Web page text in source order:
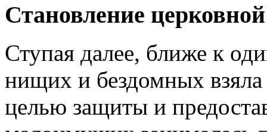
Становление
Ступая далее, ближе к
нищих и бездомных взяла
целью защиты и